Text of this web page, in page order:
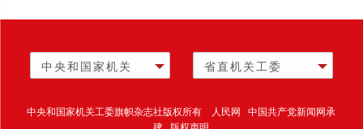
中央和国家机关 省直机关工委
中央和国家机关工委旗帜杂志社版权所有 人民网 中国共产党新闻网承
建 版权声明